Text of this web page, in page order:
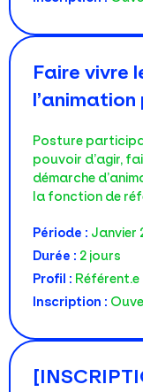
Faire vivre le projet famille grâce à
Posture participative, aller vers, développement du
pouvoir d’agir,
démarche
la fonction de
Période : Janvier
Durée : 2 jours
Profil :
Inscription :
[INSCRIPTION FERMEE] La